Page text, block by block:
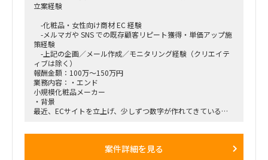
立案経験
-化粧品・女性向け商材 EC 経験
-メルマガや SNS での既存顧客リピート獲得・単価アップ施
策経験
-上記の企画／メール作成／モニタリング経験（クリエイテ
ィブは除く）
報酬金額：100万～150万円
業務内容：・エンド
小規模化粧品メーカー
・背景
最近、ECサイトを立上げ、少しずつ数字が作れてきている状
そのリソースも知見も不足している状況。
案件詳細を見る